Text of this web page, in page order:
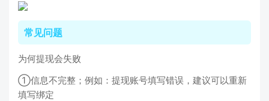
常见问题
为何提现会失败
①信息不完整；例如：提现账号填写错误，建议可以重新
填写绑定